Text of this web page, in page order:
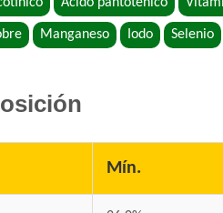
Bonzo Perro Adulto de
Boorton Perro Adulto
Capitán Perro Adulto
Manganeso Iodo Selenio
Mín.